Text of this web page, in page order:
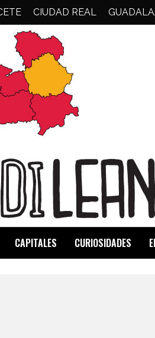
CIUDAD REAL
CAPITALES CURIOSIDADES